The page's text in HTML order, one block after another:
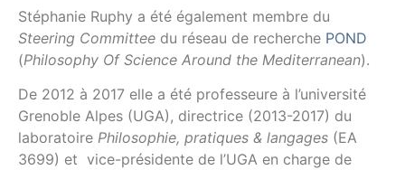
Stéphanie Ruphy a été également membre du
Steering Committee du réseau de recherche POND
(Philosophy Of Science Around the Mediterranean).
De 2012 à 2017 elle a été professeure à l’université
Grenoble Alpes (UGA), directrice (2013-2017) du
laboratoire Philosophie, pratiques & langages (EA
3699) et vice-présidente de l’UGA en charge de